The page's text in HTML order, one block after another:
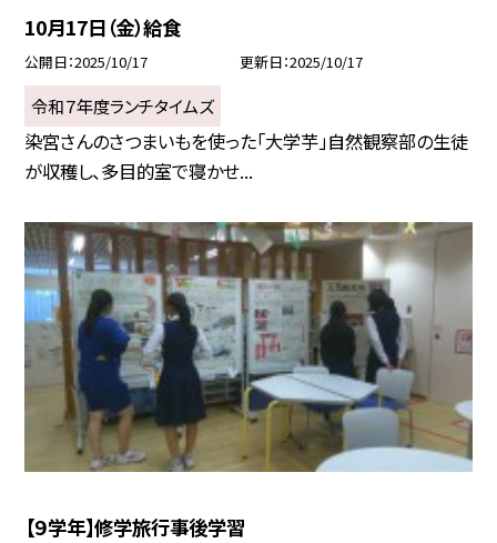
10月17日（金）給食
公開日 2025/10/17 更新日 2025/10/17
令和７年度ランチタイムズ
染宮さんのさつまいもを使った「大学芋」自然観察部の生徒
が収穫し、多目的室で寝かせ...
【９学年】修学旅行事後学習